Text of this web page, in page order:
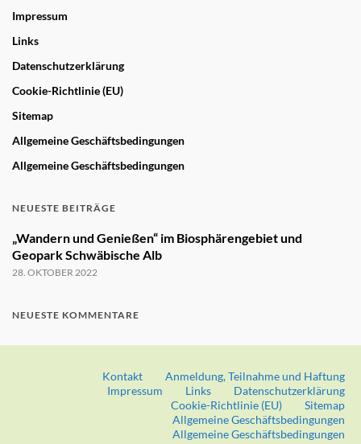
Impressum
Links
Datenschutzerklärung
Cookie-Richtlinie (EU)
Sitemap
Allgemeine Geschäftsbedingungen
Allgemeine Geschäftsbedingungen
NEUESTE BEITRÄGE
„Wandern und Genießen“ im Biosphärengebiet und
Geopark Schwäbische Alb
28. OKTOBER 2022
NEUESTE KOMMENTARE
Kontakt
Anmeldung, Teilnahme und Haftung
Impressum
Links
Datenschutzerklärung
Cookie-Richtlinie (EU)
Sitemap
Allgemeine Geschäftsbedingungen
Allgemeine Geschäftsbedingungen